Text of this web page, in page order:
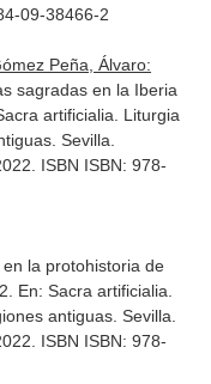
09-38466-2
Peña, Álvaro:
sagradas en la Iberia
artificialia. Liturgia
. Sevilla.
ISBN ISBN: 978-
la protohistoria de
En: Sacra artificialia.
antiguas. Sevilla.
ISBN ISBN: 978-